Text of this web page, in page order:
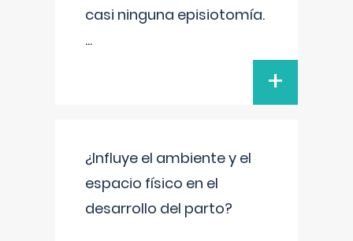
casi ninguna episiotomía.
...
+
¿Influye el ambiente y el
espacio físico en el
desarrollo del parto?